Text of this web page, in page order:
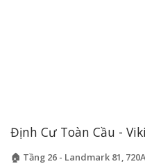
Định Cư Toàn Cầu -
🏠 Tầng 26 - Landmark 81,